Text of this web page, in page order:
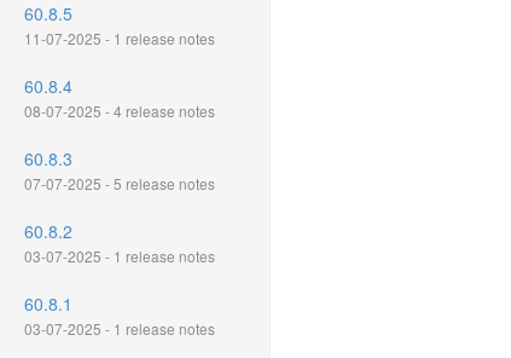
60.8.5
11-07-2025 - 1 release notes
60.8.4
08-07-2025 - 4 release notes
60.8.3
07-07-2025 - 5 release notes
60.8.2
03-07-2025 - 1 release notes
60.8.1
03-07-2025 - 1 release notes